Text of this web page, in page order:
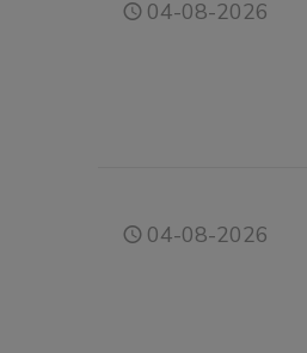
04-08-2026
04-08-2026